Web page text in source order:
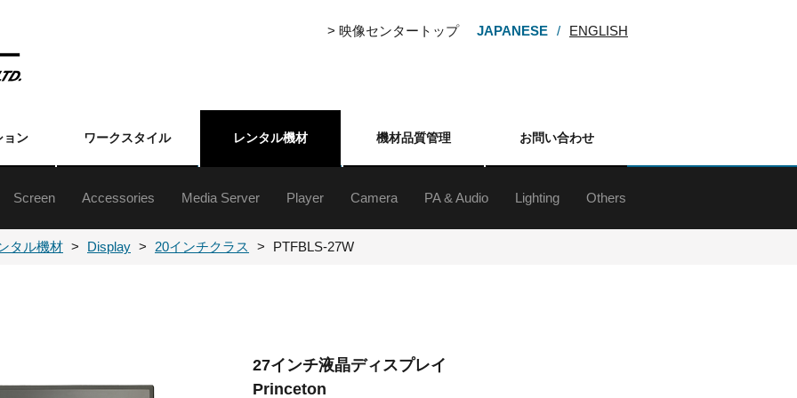
> 映像センタートップ JAPANESE ENGLISH
ョン ワークスタイル レンタル機材 機材品質管理 お問い合わせ
ェクター5000lm以上
ェクター5000lm未満
ェクター5000lm以上
ェクター5000lm未満
ェクター台
ターレンズ
Screen
自立・組立式スクリーン(16:9)
自立・組立式スクリーン(4:3)
三脚式／フロアタイプ／吊下げ／壁掛けスクリーン
Accessories
Event Master Series
プレゼンテーションスイッチャー
ライブスイッチャー
各種セレクター
フォーマットコンバーター
ストリーミングアクセサリー
分配器
伝送機器
その他周辺（映像）
Media Server Player
ハードディスク
メディアプレーヤー
XDCAM・HDCAM・HDV
DVCAM・ベータカム
ブルーレイ
DVD
Camera
業務用カメラ
民生用カメラ
書画カメラ
その他カメラ
カメラレンズ
カメラアクセサリー
PA & Audio
d&b audiotechnik Sound System
ラインアレイスピーカー
スピーカー
サブウーファー
スピーカースタンド
Digital Mixing System
ミキサー
アンプ
マイクロフォン
マイクスタンド
ワイヤレスシステム
インイヤーモニターシステム
各種デッキ
その他周辺（オーディオ）
Lighting Others
ネットワーク機器
プレゼンテーションサポート機器
タル機材
Display 20インチクラス PTFBLS-27W
27インチ液晶ディスプレイ
Princeton